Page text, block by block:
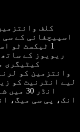
کلف
اسپیچفائی کے سی
ریویوز کے
وائتزمین کو
انڈر
انک، پی سی میگ،